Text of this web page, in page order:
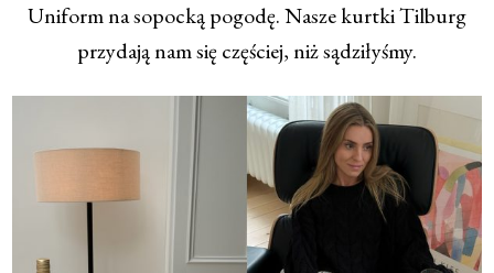
Uniform na sopocką pogodę. Nasze kurtki Tilburg
przydają nam się częściej, niż sądziłyśmy.